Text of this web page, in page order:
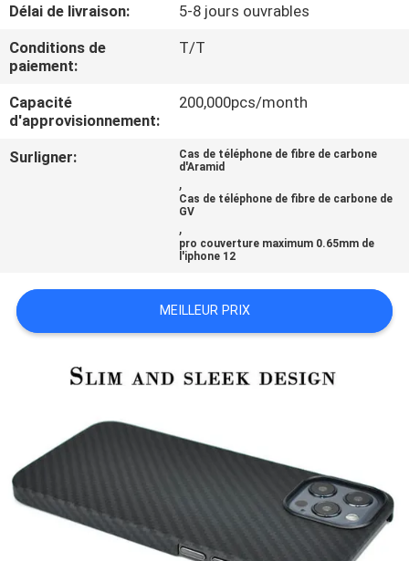
CONTRÔLE
DE
QUALITÉ
NOUS
CONTACTER
CAS
NEWS
SITE
PRIVACY
Délai de livraison:
5-8 jours ouvrables
Conditions de
paiement:
T/T
Capacité
d'approvisionnement:
200,000pcs/month
Surligner:
Cas de téléphone de fibre de carbone
d'Aramid
,
Cas de téléphone de fibre de carbone de
GV
,
pro couverture maximum 0.65mm de
l'iphone 12
MEILLEUR PRIX